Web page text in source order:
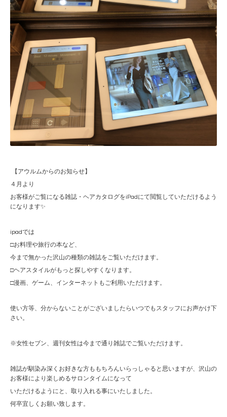
【アウルムからのお知らせ】
４月より
お客様がご覧になる雑誌・ヘアカタログをiPadにて閲覧していただけるよう
になります✨
ipadでは
□お料理や旅行の本など、
今まで無かった沢山の種類の雑誌をご覧いただけます。
□ヘアスタイルがもっと探しやすくなります。
□漫画、ゲーム、インターネットもご利用いただけます。
使い方等、分からないことがございましたらいつでもスタッフにお声かけ下
さい。
※女性セブン、週刊女性は今まで通り雑誌でご覧いただけます。
雑誌が馴染み深くお好きな方ももちろんいらっしゃると思いますが、沢山の
お客様により楽しめるサロンタイムになって
いただけるようにと、取り入れる事にいたしました。
何卒宜しくお願い致します。